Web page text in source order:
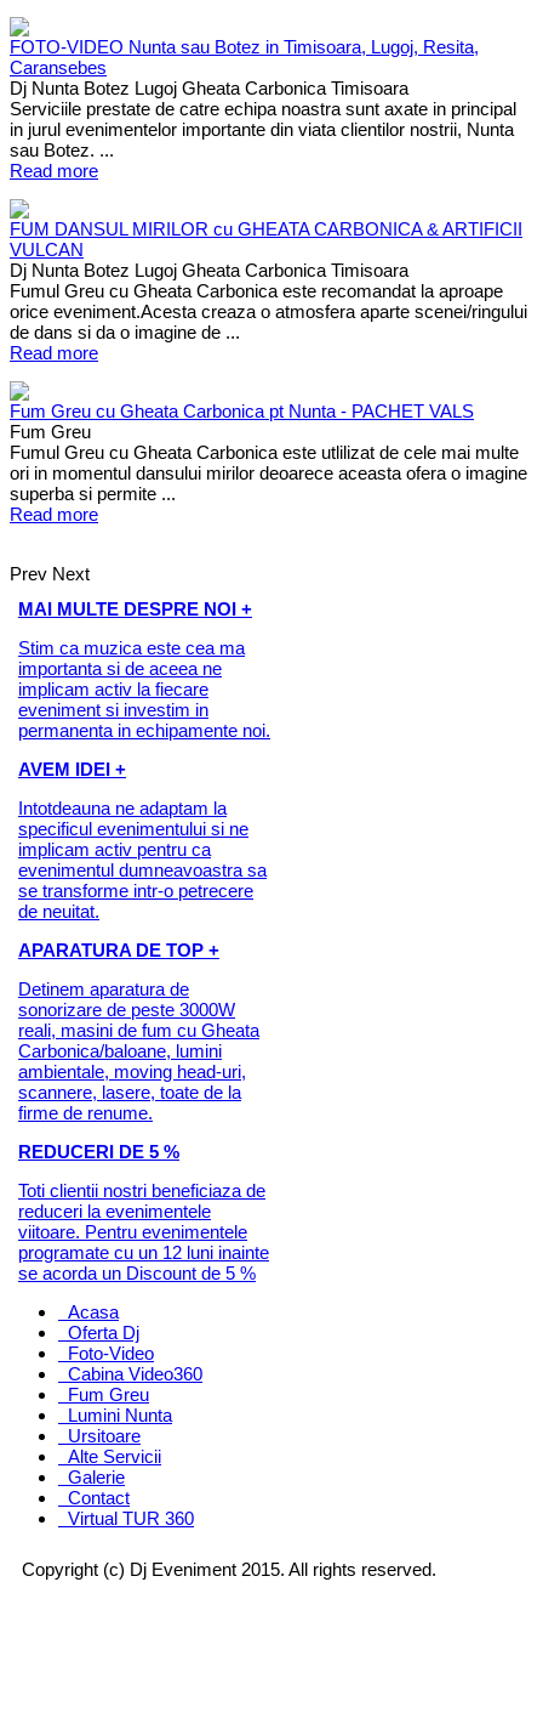
FOTO-VIDEO Nunta sau Botez in Timisoara, Lugoj, Resita,
Caransebes
Dj Nunta Botez Lugoj Gheata Carbonica Timisoara
Serviciile prestate de catre echipa noastra sunt axate in principal
in jurul evenimentelor importante din viata clientilor nostrii, Nunta
sau Botez. ...
Read more
FUM DANSUL MIRILOR cu GHEATA CARBONICA & ARTIFICII
VULCAN
Dj Nunta Botez Lugoj Gheata Carbonica Timisoara
Fumul Greu cu Gheata Carbonica este recomandat la aproape
orice eveniment.Acesta creaza o atmosfera aparte scenei/ringului
de dans si da o imagine de ...
Read more
Fum Greu cu Gheata Carbonica pt Nunta - PACHET VALS
Fum Greu
Fumul Greu cu Gheata Carbonica este utlilizat de cele mai multe
ori in momentul dansului mirilor deoarece aceasta ofera o imagine
superba si permite ...
Read more
Prev Next
MAI MULTE DESPRE NOI +
Stim ca muzica este cea ma
importanta si de aceea ne
implicam activ la fiecare
eveniment si investim in
permanenta in echipamente noi.
AVEM IDEI +
Intotdeauna ne adaptam la
specificul evenimentului si ne
implicam activ pentru ca
evenimentul dumneavoastra sa
se transforme intr-o petrecere
de neuitat.
APARATURA DE TOP +
Detinem aparatura de
sonorizare de peste 3000W
reali, masini de fum cu Gheata
Carbonica/baloane, lumini
ambientale, moving head-uri,
scannere, lasere, toate de la
firme de renume.
REDUCERI DE 5 %
Toti clientii nostri beneficiaza de
reduceri la evenimentele
viitoare. Pentru evenimentele
programate cu un 12 luni inainte
se acorda un Discount de 5 %
Acasa
Oferta Dj
Foto-Video
Cabina Video360
Fum Greu
Lumini Nunta
Ursitoare
Alte Servicii
Galerie
Contact
Virtual TUR 360
Copyright (c) Dj Eveniment 2015. All rights reserved.